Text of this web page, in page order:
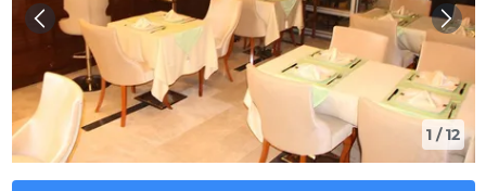
1 /12